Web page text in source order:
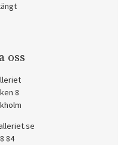
oss
8
84